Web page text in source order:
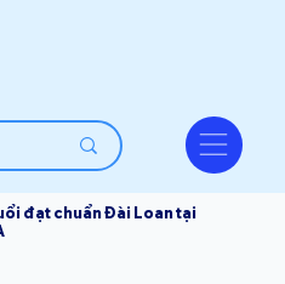
đạt chuẩn Đài Loan tại